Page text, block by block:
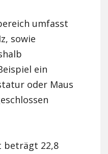
umfasst
sowie
ein
oder Maus
beträgt 22,8